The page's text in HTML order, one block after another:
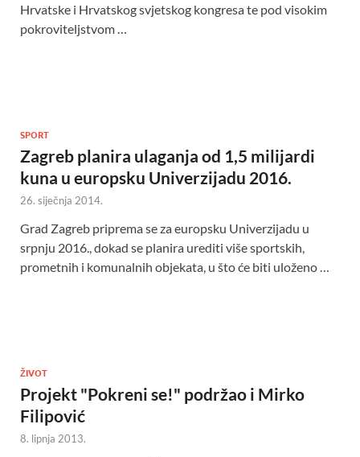
Hrvatske i Hrvatskog svjetskog kongresa te pod visokim
pokroviteljstvom …
SPORT
Zagreb planira ulaganja od 1,5 milijardi
kuna u europsku Univerzijadu 2016.
26. siječnja 2014.
Grad Zagreb priprema se za europsku Univerzijadu u
srpnju 2016., dokad se planira urediti više sportskih,
prometnih i komunalnih objekata, u što će biti uloženo …
ŽIVOT
Projekt "Pokreni se!" podržao i Mirko
Filipović
8. lipnja 2013.